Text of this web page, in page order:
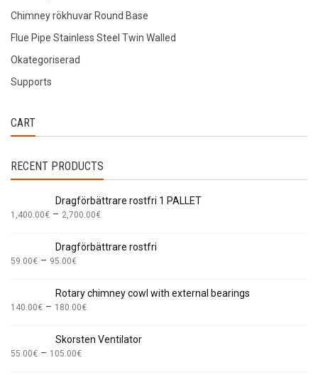
Chimney rökhuvar Round Base
Flue Pipe Stainless Steel Twin Walled
Okategoriserad
Supports
CART
RECENT PRODUCTS
Dragförbättrare rostfri 1 PALLET
1,400.00€ – 2,700.00€
Dragförbättrare rostfri
59.00€ – 95.00€
Rotary chimney cowl with external bearings
140.00€ – 180.00€
Skorsten Ventilator
55.00€ – 105.00€